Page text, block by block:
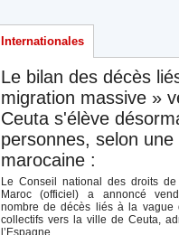
Internationales
Le bilan des décès
migration massive »
Ceuta s'élève
personnes, selon une
marocaine :
Le Conseil national des droits de
Maroc (officiel) a annoncé
nombre de décès liés à la vague
collectifs vers la ville de Ceuta,